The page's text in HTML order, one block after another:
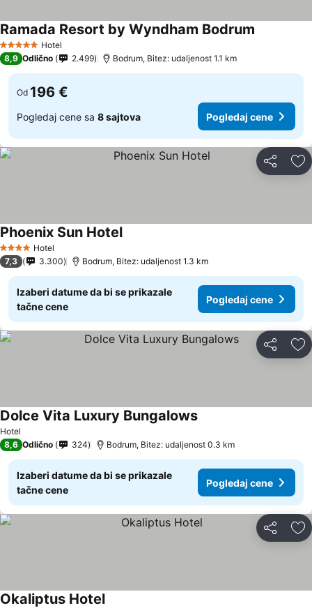
5 ZvezdiceHotel
Ramada Resort by Wyndham Bodrum
8,9 Odlično 2.499 Bodrum, Bitez: udaljenost 1.1 km
Od 196 €
Pogledaj cene sa 8 sajtova Pogledaj cene
Deli
4 ZvezdiceHotel
Phoenix Sun Hotel
7,3 3.300 Bodrum, Bitez: udaljenost 1.3 km
Izaberi datume da bi se prikazale
tačne cene
Pogledaj cene
Deli
Hotel
Dolce Vita Luxury Bungalows
8,6 Odlično 324 Bodrum, Bitez: udaljenost 0.3 km
Izaberi datume da bi se prikazale
tačne cene
Pogledaj cene
Deli
Okaliptus Hotel